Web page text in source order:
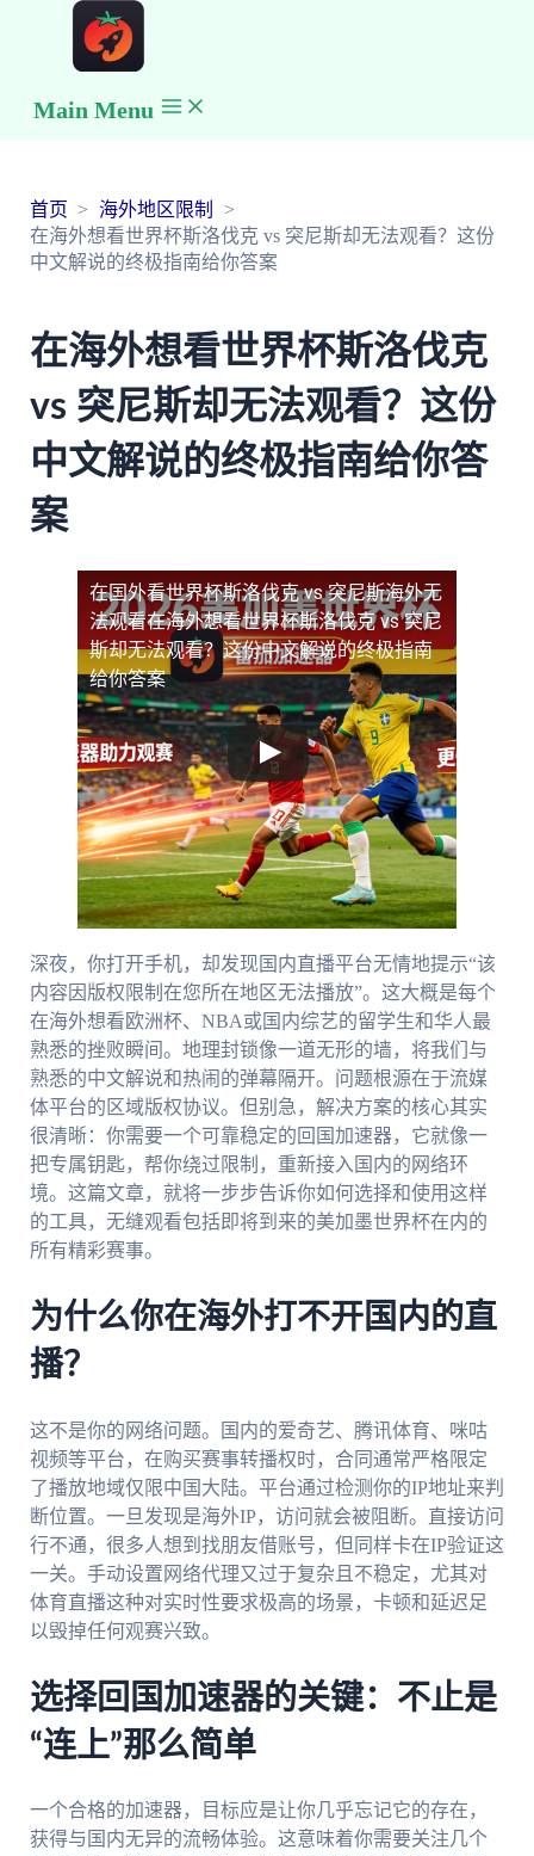
Main Menu
首页
海外地区限制
在海外想看世界杯斯洛伐克 vs 突尼斯却无法观看？这份
中文解说的终极指南给你答案
在海外想看世界杯斯洛伐克
vs 突尼斯却无法观看？这份
中文解说的终极指南给你答
案
在国外看世界杯斯洛伐克 vs 突尼斯海外无
法观看在海外想看世界杯斯洛伐克 vs 突尼
斯却无法观看？这份中文解说的终极指南
给你答案
深夜，你打开手机，却发现国内直播平台无情地提示“该
内容因版权限制在您所在地区无法播放”。这大概是每个
在海外想看欧洲杯、NBA或国内综艺的留学生和华人最
熟悉的挫败瞬间。地理封锁像一道无形的墙，将我们与
熟悉的中文解说和热闹的弹幕隔开。问题根源在于流媒
体平台的区域版权协议。但别急，解决方案的核心其实
很清晰：你需要一个可靠稳定的回国加速器，它就像一
把专属钥匙，帮你绕过限制，重新接入国内的网络环
境。这篇文章，就将一步步告诉你如何选择和使用这样
的工具，无缝观看包括即将到来的美加墨世界杯在内的
所有精彩赛事。
为什么你在海外打不开国内的直
播？
这不是你的网络问题。国内的爱奇艺、腾讯体育、咪咕
视频等平台，在购买赛事转播权时，合同通常严格限定
了播放地域仅限中国大陆。平台通过检测你的IP地址来判
断位置。一旦发现是海外IP，访问就会被阻断。直接访问
行不通，很多人想到找朋友借账号，但同样卡在IP验证这
一关。手动设置网络代理又过于复杂且不稳定，尤其对
体育直播这种对实时性要求极高的场景，卡顿和延迟足
以毁掉任何观赛兴致。
选择回国加速器的关键：不止是
“连上”那么简单
一个合格的加速器，目标应是让你几乎忘记它的存在，
获得与国内无异的流畅体验。这意味着你需要关注几个